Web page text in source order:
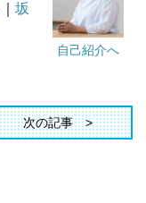
自己紹介へ
坂
次の記事